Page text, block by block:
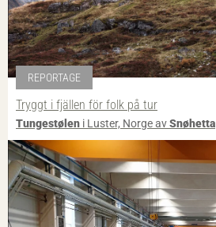
REPORTAGE
Tryggt i fjällen för folk på tur
Tungestølen i Luster, Norge avSnøhetta